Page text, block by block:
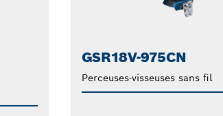
GSR18V-975CN
Perceuses-visseuses sans fil